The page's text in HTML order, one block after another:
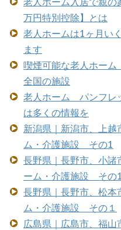
万円特別控除】とは
老人ホームは1ヶ月い
ます
喫煙可能な老人ホー
全国の施設
老人ホーム パンフレ
は多くの情報を
新潟県｜新潟市、上
ム・介護施設 その1
長野県｜長野市、小
ーム・介護施設 その1
長野県｜長野市、松
ム・介護施設 その１
広島県｜広島市、福